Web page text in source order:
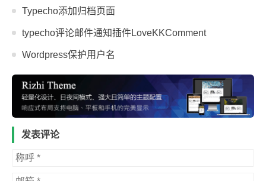
Typecho添加归档页面
typecho评论邮件通知插件LoveKKComment
Wordpress保护用户名
发表评论